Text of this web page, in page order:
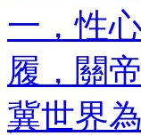
一，性
履，關
冀世界